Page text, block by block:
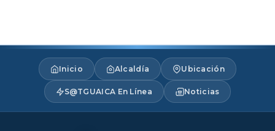
Inicio Alcaldía Ubicación
S@TGUAICA En Línea Noticias